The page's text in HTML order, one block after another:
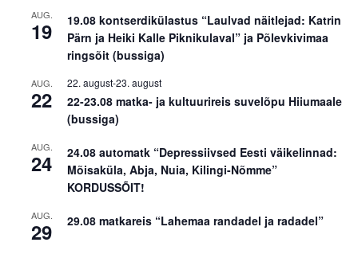
AUG.
19
19.08 kontserdikülastus “Laulvad näitlejad: Katrin
Pärn ja Heiki Kalle Piknikulaval” ja Põlevkivimaa
ringsõit (bussiga)
AUG.
22
22. august-23. august
22-23.08 matka- ja kultuurireis suvelõpu Hiiumaale
(bussiga)
AUG.
24
24.08 automatk “Depressiivsed Eesti väikelinnad:
Mõisaküla, Abja, Nuia, Kilingi-Nõmme”
KORDUSSÕIT!
AUG.
29 29.08 matkareis “Lahemaa randadel ja radadel”